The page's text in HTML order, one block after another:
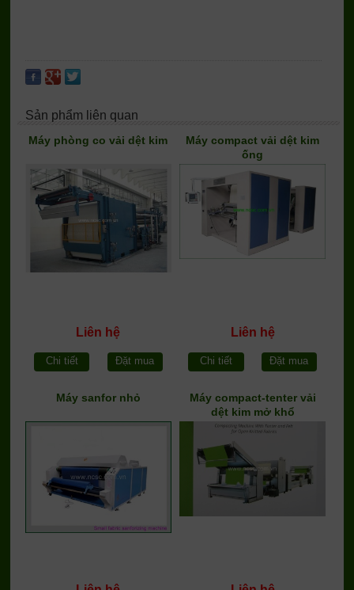
Sản phẩm liên quan
Máy phòng co vải dệt kim
Liên hệ
Chi tiết Đặt mua
Máy compact vải dệt kim
ống
Liên hệ
Chi tiết Đặt mua
Máy sanfor nhỏ
Máy compact-tenter vải
dệt kim mở khổ